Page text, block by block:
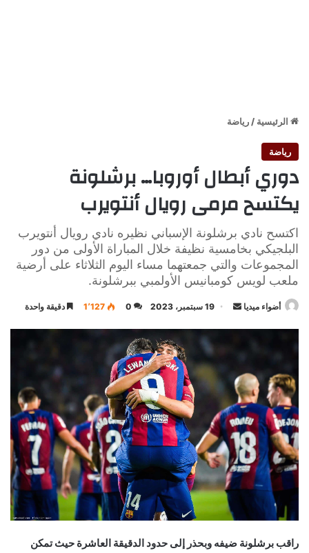
الرئيسية / رياضة
رياضة
دوري أبطال أوروبا… برشلونة
يكتسح مرمى رويال أنتويرب
اكتسح نادي برشلونة الإسباني نظيره نادي رويال أنتويرب
البلجيكي بخامسية نظيفة خلال المباراة الأولى من دور
المجموعات والتي جمعتهما مساء اليوم الثلاثاء على أرضية
ملعب لويس كومبانيس الأولمبي ببرشلونة.
أضواء ميديا
أرسل
إلكترونيا
19 سبتمبر، 2023 0 1٬127 دقيقة واحدة
راقب برشلونة ضيفه وبحذر إلى حدود الدقيقة العاشرة حيث تمكن